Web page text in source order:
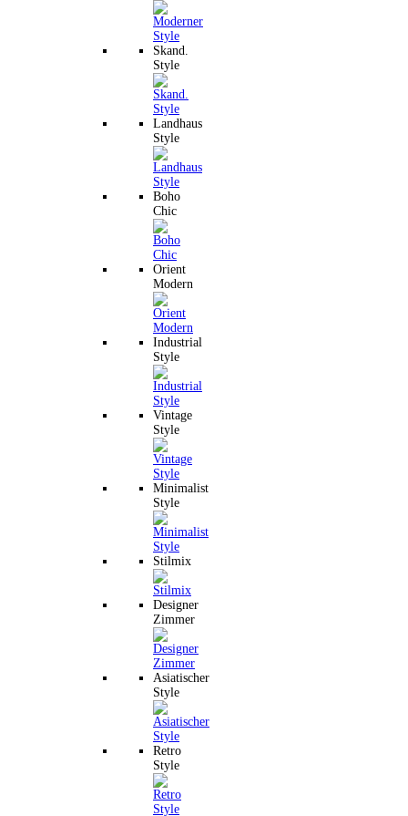
Skand.
Style
Landhaus
Style
Boho
Chic
Orient
Modern
Industrial
Style
Vintage
Style
Minimalist
Style
Stilmix
Designer
Zimmer
Asiatischer
Style
Retro
Style